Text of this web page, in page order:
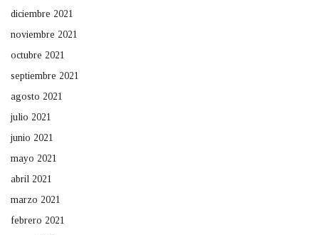
diciembre 2021
noviembre 2021
octubre 2021
septiembre 2021
agosto 2021
julio 2021
junio 2021
mayo 2021
abril 2021
marzo 2021
febrero 2021